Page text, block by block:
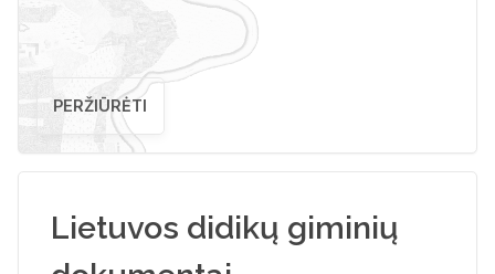
PERŽIŪRĖTI
Lietuvos didikų giminių